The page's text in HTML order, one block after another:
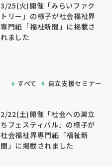
3/25(火)開催「みらいファク
トリー」の様子が社会福祉界
専門紙「福祉新聞」に掲載さ
れました
すべて 自立支援セミナー
2/22(土)開催「社会への巣立
ちフェスティバル」の様子が
社会福祉界専門紙「福祉新
聞」に掲載されました